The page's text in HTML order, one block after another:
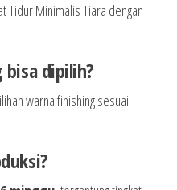
Tidur Minimalis Tiara dengan
dipilih?
warna finishing sesuai